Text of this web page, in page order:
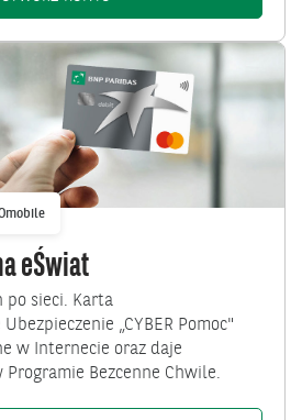
eŚwiat
po sieci. Karta
„CYBER Pomoc"
w Internecie oraz daje
Programie Bezcenne Chwile.